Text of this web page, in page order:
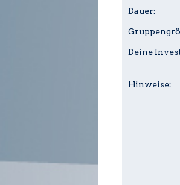
Dauer:
Deine
Hinweise: